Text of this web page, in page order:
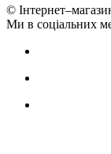
©
Ми в соціальних